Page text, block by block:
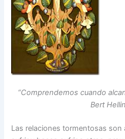
“Comprendemos cuando
Bert
Las relaciones tormentosas son